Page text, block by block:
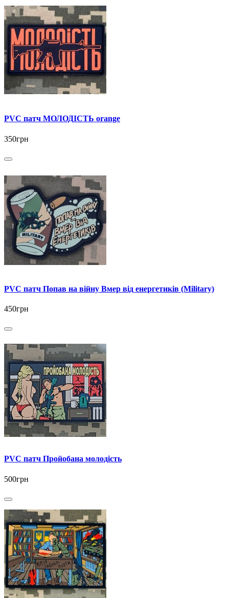
PVC патч МОЛОДІСТЬ orange
350грн
PVC патч Попав на війну Вмер від енергетиків (Military)
450грн
PVC патч Пройобана молодість
500грн